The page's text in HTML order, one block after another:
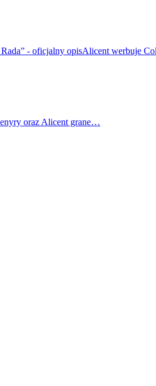
Rada” - oficjalny opisAlicent werbuje
oraz Alicent grane…